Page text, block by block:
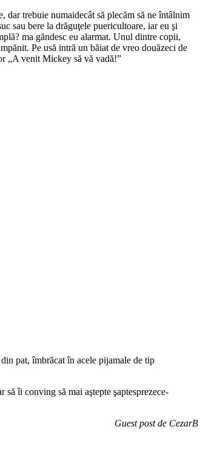
dar trebuie numaidecât să plecăm să ne întâlnim
sau bere la drăguţele puericultoare, iar eu şi
ma găndesc eu alarmat. Unul dintre copii,
Pe usă intră un băiat de vreo douăzeci de
„A venit Mickey să vă vadă!”
pat, îmbrăcat în acele pijamale de tip
îi conving să mai aştepte şaptesprezece-
Guest post de CezarB